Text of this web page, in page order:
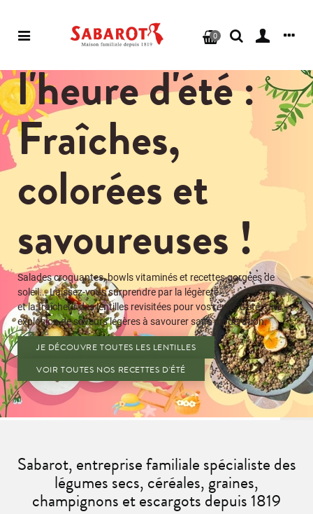
0
Escapade
gourmande :
cap sur les
salades du
monde !
Faites voyager vos papilles avec nos recettes fraîches, saines et
ensoleillées.
Cuisinez facilement le meilleur des céréales et légumineuses
Sabarot.
SALADE DE POIS CHICHES À L’ITALIENNE
SALADE DE FREEKEH À LA LIBANAISE
Sabarot, entreprise familiale spécialiste des
légumes secs, céréales, graines,
champignons et escargots depuis 1819